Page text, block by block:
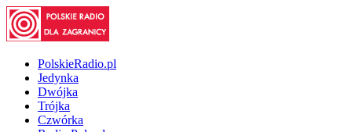
PolskieRadio.pl
Jedynka
Dwójka
Trójka
Czwórka